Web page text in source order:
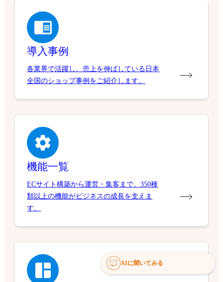
導入事例
各業界で活躍し、売上を伸ばしている日本
全国のショップ事例をご紹介します。
機能一覧
ECサイト構築から運営・集客まで、350種
類以上の機能がビジネスの成長を支えま
す。
AIに聞いてみる